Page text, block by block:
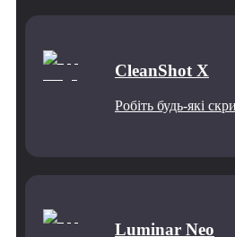
CleanShot X
Робіть будь-які
Luminar Neo